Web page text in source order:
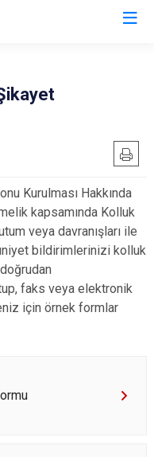
Kurulması Hakkında
kapsamında Kolluk
veya davranışları ile
bildirimlerinizi kolluk
faks veya elektronik
için örnek formlar